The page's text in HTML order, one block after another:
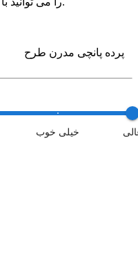
پرده پانچی مدرن طرح
خیلی خوب